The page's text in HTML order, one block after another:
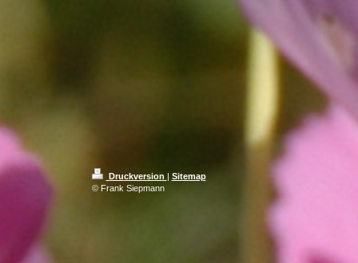
Druckversion | Sitemap
© Frank Siepmann